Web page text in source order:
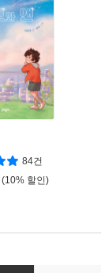
84건
(10% 할인)